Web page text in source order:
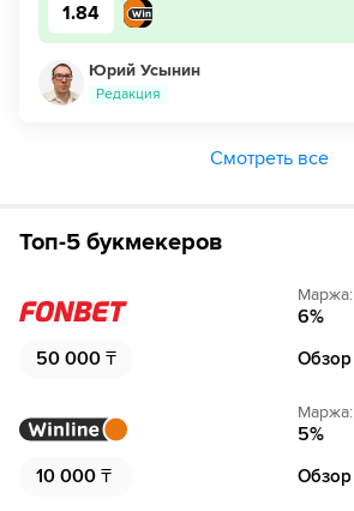
1.84
Юрий Усынин
Редакция
Смотреть все
Топ-5 букмекеров
50 000 ₸
Маржа:
6%
Обзор
10 000 ₸
Маржа:
5%
Обзор